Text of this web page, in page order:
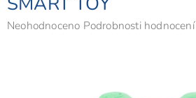
Průměrné
Neohodnoceno Podrobnosti hodnocení